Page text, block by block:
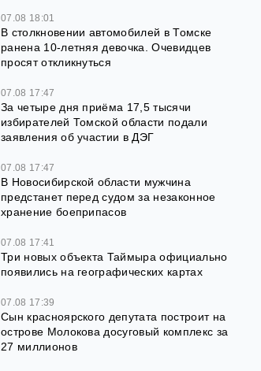
07.08 18:01
В столкновении автомобилей в Томске
ранена 10-летняя девочка. Очевидцев
просят откликнуться
07.08 17:47
За четыре дня приёма 17,5 тысячи
избирателей Томской области подали
заявления об участии в ДЭГ
07.08 17:47
В Новосибирской области мужчина
предстанет перед судом за незаконное
хранение боеприпасов
07.08 17:41
Три новых объекта Таймыра официально
появились на географических картах
07.08 17:39
Сын красноярского депутата построит на
острове Молокова досуговый комплекс за
27 миллионов